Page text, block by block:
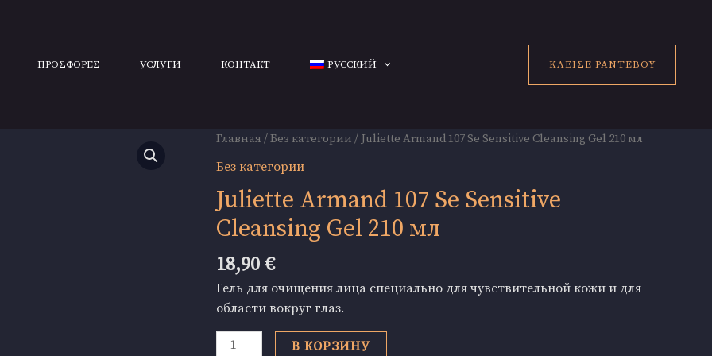
ΠΡΟΣΦΟΡΕΣ УСЛУГИ КОНТАКТ РУССКИЙ ΚΛΕΙΣΕ ΡΑΝΤΕΒΟΥ
Главная /Без категории / Juliette Armand 107 Se Sensitive Cleansing Gel 210 мл
Без категории
Juliette Armand 107 Se Sensitive
Cleansing Gel 210 мл
18,90 €
Гель для очищения лица специально для чувствительной кожи и для
области вокруг глаз.
Количество
В КОРЗИНУ